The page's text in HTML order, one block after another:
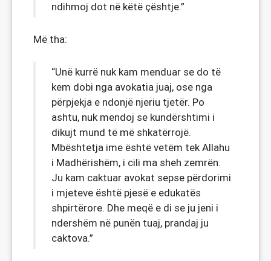
ndihmoj dot në këtë çështje.”
Më tha:
“Unë kurrë nuk kam menduar se do të
kem dobi nga avokatia juaj, ose nga
përpjekja e ndonjë njeriu tjetër. Po
ashtu, nuk mendoj se kundërshtimi i
dikujt mund të më shkatërrojë.
Mbështetja ime është vetëm tek Allahu
i Madhërishëm, i cili ma sheh zemrën.
Ju kam caktuar avokat sepse përdorimi
i mjeteve është pjesë e edukatës
shpirtërore. Dhe meqë e di se ju jeni i
ndershëm në punën tuaj, prandaj ju
caktova.”